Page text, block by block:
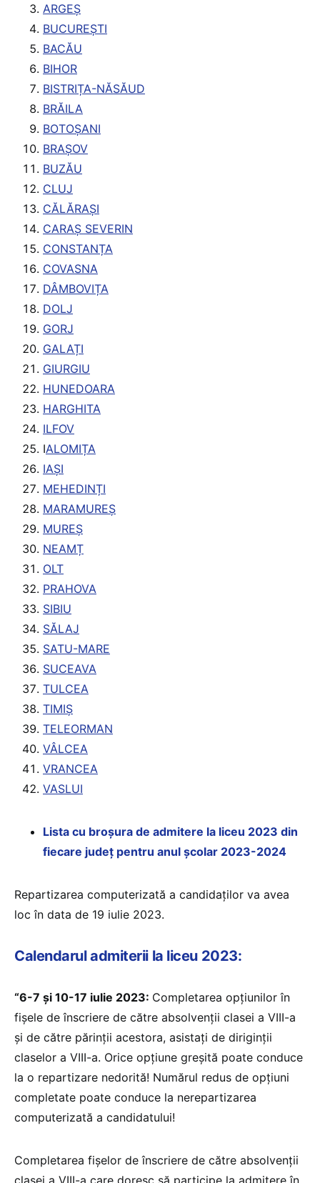
ARGEȘ
BUCUREȘTI
BACĂU
BIHOR
BISTRIȚA-NĂSĂUD
BRĂILA
BOTOȘANI
BRAȘOV
BUZĂU
CLUJ
CĂLĂRAȘI
CARAȘ SEVERIN
CONSTANȚA
COVASNA
DÂMBOVIȚA
DOLJ
GORJ
GALAȚI
GIURGIU
HUNEDOARA
HARGHITA
ILFOV
IALOMIȚA
IAȘI
MEHEDINȚI
MARAMUREȘ
MUREȘ
NEAMȚ
OLT
PRAHOVA
SIBIU
SĂLAJ
SATU-MARE
SUCEAVA
TULCEA
TIMIȘ
TELEORMAN
VÂLCEA
VRANCEA
VASLUI
Lista cu broșura de admitere la liceu 2023 din
fiecare județ pentru anul școlar 2023-2024
Repartizarea computerizată a candidaților va avea
loc în data de 19 iulie 2023.
Calendarul admiterii la liceu 2023:
“6-7 și 10-17 iulie 2023: Completarea opțiunilor în
fișele de înscriere de către absolvenții clasei a VIII-a
și de către părinții acestora, asistați de diriginții
claselor a VIII-a. Orice opțiune greșită poate conduce
la o repartizare nedorită! Numărul redus de opțiuni
completate poate conduce la nerepartizarea
computerizată a candidatului!
Completarea fișelor de înscriere de către absolvenții
clasei a VIII-a care doresc să participe la admitere în